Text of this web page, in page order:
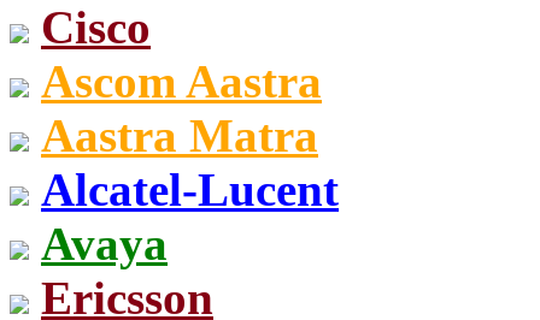
Cisco
Ascom Aastra
Aastra Matra
Alcatel-Lucent
Avaya
Ericsson